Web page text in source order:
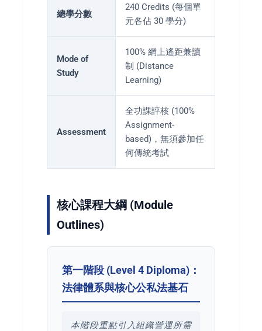
總學分數
240 Credits (每個單
元各佔 30 學分)
Mode of
Study
100% 網上遙距兼讀
制 (Distance
Learning)
Assessment
全功課評核 (100%
Assignment-
based)，無須參加任
何傳統考試
核心課程大綱 (Module
Outlines)
第一階段 (Level 4 Diploma)：
法律體系與核心公私法基石
本階段重點引入組織營運所需